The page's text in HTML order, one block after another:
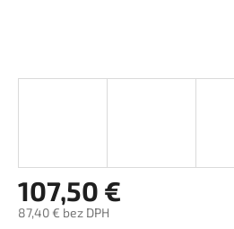
107,50 €
87,40 € bez DPH